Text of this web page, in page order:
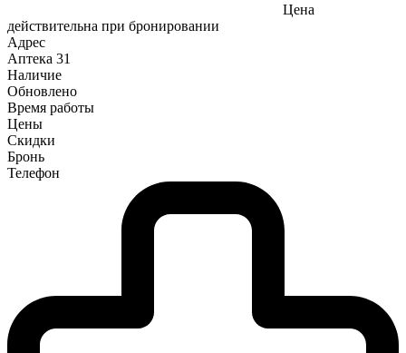
Цена
действительна при бронировании
Адрес
Аптека 31
Наличие
Обновлено
Время работы
Цены
Скидки
Бронь
Телефон